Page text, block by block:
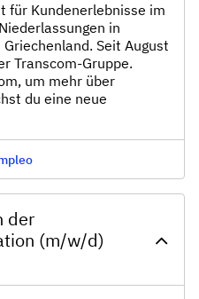
für Kundenerlebnisse im
in
Seit August
Transcom-Gruppe.
um mehr über
du eine neue
der
(m/w/d)